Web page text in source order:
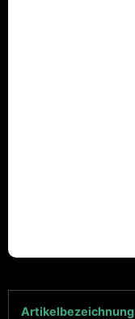
Artikelbezeichnung